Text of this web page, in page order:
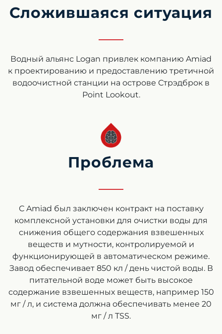
Сложившаяся ситуация
Водный альянс Logan привлек компанию Amiad
к проектированию и предоставлению третичной
водоочистной станции на острове Стрэдброк в
Point Lookout.
Проблема
С Amiad был заключен контракт на поставку
комплексной установки для очистки воды для
снижения общего содержания взвешенных
веществ и мутности, контролируемой и
функционирующей в автоматическом режиме.
Завод обеспечивает 850 кл / день чистой воды. В
питательной воде может быть высокое
содержание взвешенных веществ, например 150
мг / л, и система должна обеспечивать менее 20
мг / л TSS.